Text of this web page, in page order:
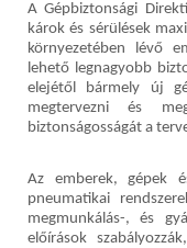
A Gépbiztonsági
károk és sérülések
környezetében lévő
lehető legnagyobb
elejétől bármely új
megtervezni és
biztonságosságát a
Az emberek, gépek
pneumatikai
megmunkálás-, és
előírások